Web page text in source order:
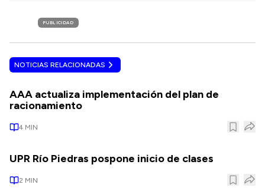
PUBLICIDAD
NOTICIAS RELACIONADAS
AAA actualiza implementación del plan de
racionamiento
4 MIN
UPR Río Piedras pospone inicio de clases
2 MIN